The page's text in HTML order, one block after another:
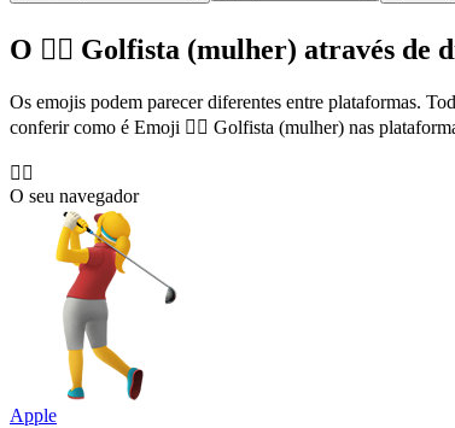
O 🏌️‍♀️ Golfista (mulher) através de
Os emojis podem parecer diferentes entre plataformas.
conferir como é Emoji 🏌️‍♀️ Golfista (mulher) nas
🏌️‍♀️
O seu navegador
Apple